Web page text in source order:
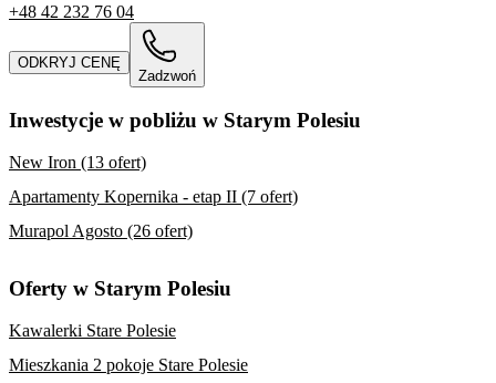
+48 42 232 76 04
ODKRYJ CENĘ
Zadzwoń
Inwestycje w pobliżu w Starym Polesiu
New Iron (13 ofert)
Apartamenty Kopernika - etap II (7 ofert)
Murapol Agosto (26 ofert)
Oferty w Starym Polesiu
Kawalerki Stare Polesie
Mieszkania 2 pokoje Stare Polesie